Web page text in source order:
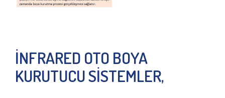
İNFRARED OTO BOYA
KURUTUCU SİSTEMLER,